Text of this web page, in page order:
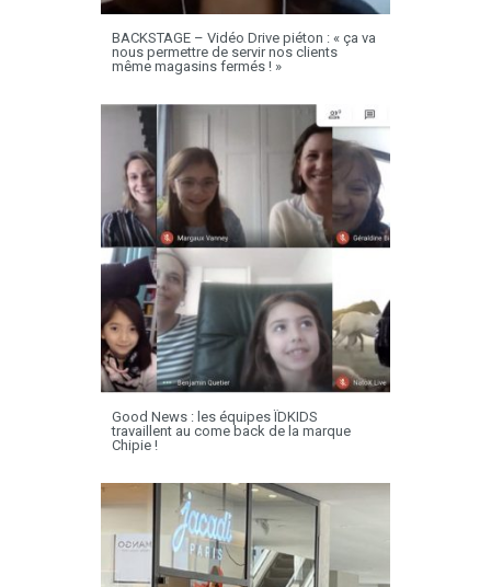
BACKSTAGE – Vidéo Drive piéton : « ça va
nous permettre de servir nos clients
même magasins fermés ! »
Good News : les équipes ÏDKIDS
travaillent au come back de la marque
Chipie !